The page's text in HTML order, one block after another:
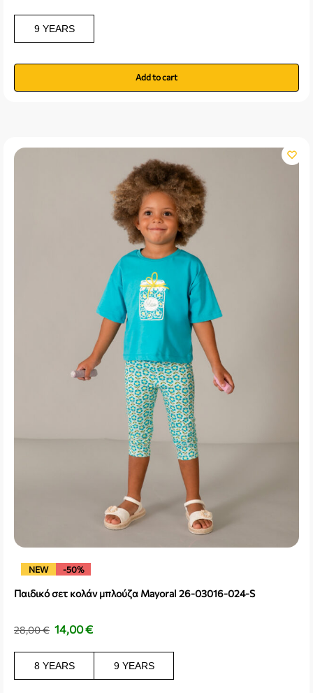
9 YEARS
Add to cart
NEW -50%
Παιδικό σετ κολάν μπλούζα Mayoral 26-03016-024-S
28,00€ 14,00€
8 YEARS 9 YEARS